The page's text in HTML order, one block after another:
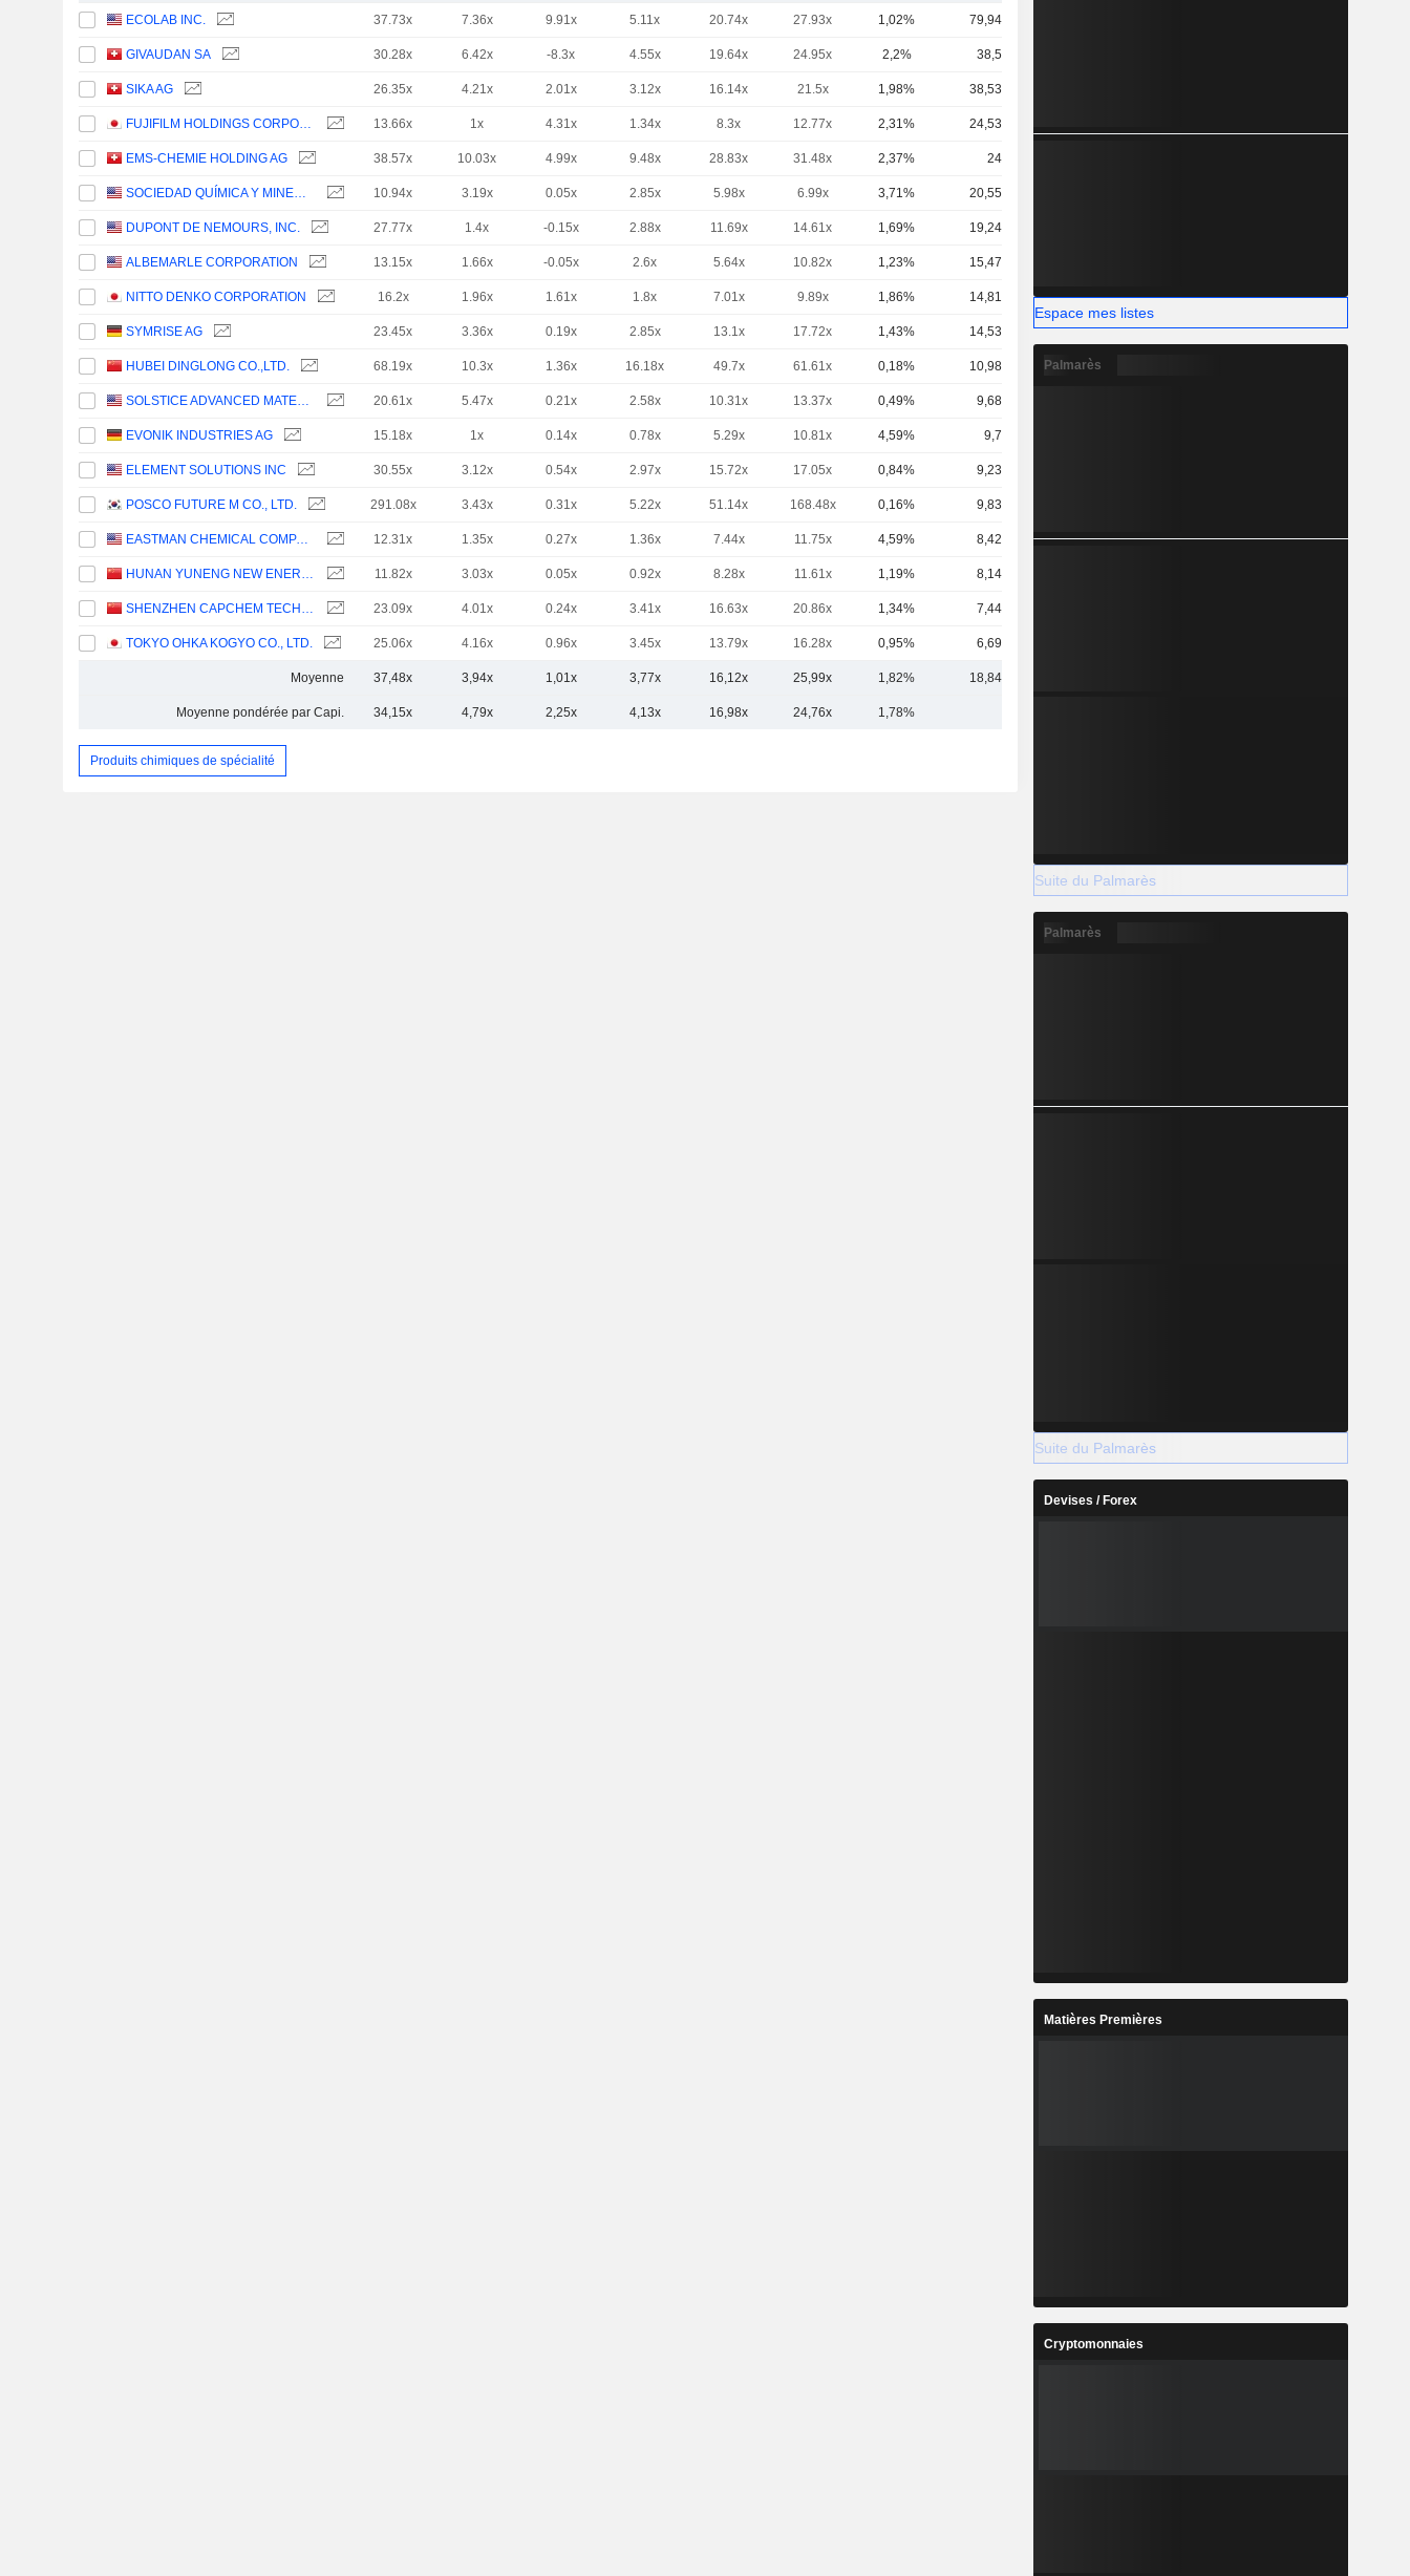
ECOLAB INC. 37.73x 7.36x 9.91x 5.11x 20.74x 27.93x 1,02% 79,94 Md
GIVAUDAN SA 30.28x 6.42x -8.3x 4.55x 19.64x 24.95x 2,2% 38,5 Md
SIKA AG 26.35x 4.21x 2.01x 3.12x 16.14x 21.5x 1,98% 38,53 Md
FUJIFILM HOLDINGS CORPORATION 13.66x 1x 4.31x 1.34x 8.3x 12.77x 2,31% 24,53 Md
EMS-CHEMIE HOLDING AG 38.57x 10.03x 4.99x 9.48x 28.83x 31.48x 2,37% 24 Md
SOCIEDAD QUÍMICA Y MINERA DE CHILE S.A. 10.94x 3.19x 0.05x 2.85x 5.98x 6.99x 3,71% 20,55 Md
DUPONT DE NEMOURS, INC. 27.77x 1.4x -0.15x 2.88x 11.69x 14.61x 1,69% 19,24 Md
ALBEMARLE CORPORATION 13.15x 1.66x -0.05x 2.6x 5.64x 10.82x 1,23% 15,47 Md
NITTO DENKO CORPORATION 16.2x 1.96x 1.61x 1.8x 7.01x 9.89x 1,86% 14,81 Md
SYMRISE AG 23.45x 3.36x 0.19x 2.85x 13.1x 17.72x 1,43% 14,53 Md
HUBEI DINGLONG CO.,LTD. 68.19x 10.3x 1.36x 16.18x 49.7x 61.61x 0,18% 10,98 Md
SOLSTICE ADVANCED MATERIALS, INC. 20.61x 5.47x 0.21x 2.58x 10.31x 13.37x 0,49% 9,68 Md
EVONIK INDUSTRIES AG 15.18x 1x 0.14x 0.78x 5.29x 10.81x 4,59% 9,7 Md
ELEMENT SOLUTIONS INC 30.55x 3.12x 0.54x 2.97x 15.72x 17.05x 0,84% 9,23 Md
POSCO FUTURE M CO., LTD. 291.08x 3.43x 0.31x 5.22x 51.14x 168.48x 0,16% 9,83 Md
EASTMAN CHEMICAL COMPANY 12.31x 1.35x 0.27x 1.36x 7.44x 11.75x 4,59% 8,42 Md
HUNAN YUNENG NEW ENERGY BATTERY MATERIAL CO.,LTD. 11.82x 3.03x 0.05x 0.92x 8.28x 11.61x 1,19% 8,14 Md
SHENZHEN CAPCHEM TECHNOLOGY CO., LTD. 23.09x 4.01x 0.24x 3.41x 16.63x 20.86x 1,34% 7,44 Md
TOKYO OHKA KOGYO CO., LTD. 25.06x 4.16x 0.96x 3.45x 13.79x 16.28x 0,95% 6,69 Md
Moyenne 37,48x 3,94x 1,01x 3,77x 16,12x 25,99x 1,82% 18,84 Md
Moyenne pondérée par Capi. 34,15x 4,79x 2,25x 4,13x 16,98x 24,76x 1,78%
Produits chimiques de spécialité
Espace mes listes
Palmarès
Suite du Palmarès
Palmarès
Suite du Palmarès
Devises / Forex
Matières Premières
Cryptomonnaies